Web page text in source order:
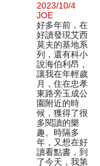
2023/10/4
JOE
好多年前，在
好讀發現艾西
莫夫的基地系
列，還有科小
說海伯利昂，
讓我在年輕歲
月，住在忠孝
東路旁玉成公
園附近的時
候，獲得了很
多閱讀的樂
趣。時隔多
年，又想在好
讀看點書，到
了今天，我第